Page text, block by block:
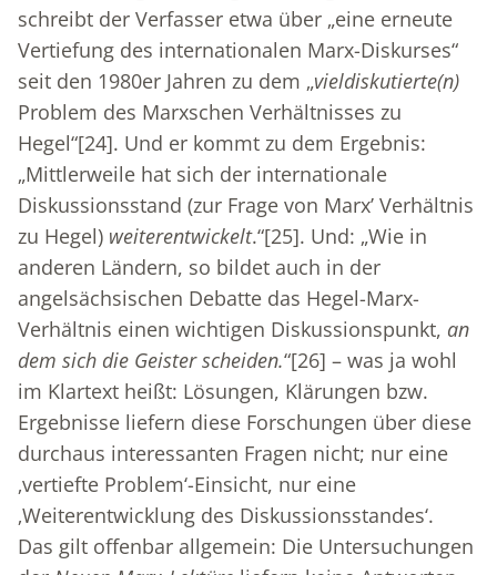
schreibt der Verfasser etwa über „eine erneute
Vertiefung des internationalen Marx-Diskurses“
seit den 1980er Jahren zu dem „vieldiskutierte(n)
Problem des Marxschen Verhältnisses zu
Hegel“[24]. Und er kommt zu dem Ergebnis:
„Mittlerweile hat sich der internationale
Diskussionsstand (zur Frage von Marx’ Verhältnis
zu Hegel) weiterentwickelt.“[25]. Und: „Wie in
anderen Ländern, so bildet auch in der
angelsächsischen Debatte das Hegel-Marx-
Verhältnis einen wichtigen Diskussionspunkt, an
dem sich die Geister scheiden.“[26] – was ja wohl
im Klartext heißt: Lösungen, Klärungen bzw.
Ergebnisse liefern diese Forschungen über diese
durchaus interessanten Fragen nicht; nur eine
‚vertiefte Problem‘-Einsicht, nur eine
‚Weiterentwicklung des Diskussionsstandes‘.
Das gilt offenbar allgemein: Die Untersuchungen